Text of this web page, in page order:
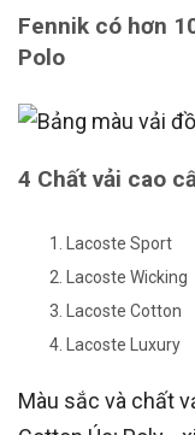
Fennik có hơn
Polo
4 Chất vải cao
Lacoste Sport
Lacoste Wicking
Lacoste Cotton
Lacoste Luxury
Màu sắc và chất